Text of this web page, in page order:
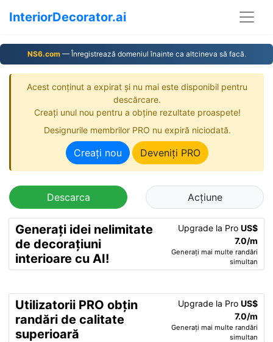
InteriorDecorator.ai
NS6.com— Înregistrează domeniul înainte ca altcineva să facă.
Acest conținut a expirat și nu mai este disponibil pentru
descărcare.
Creați unul nou pentru a obține rezultate proaspete!
Designurile membrilor PRO nu expiră niciodată.
Creați nou Deveniți PRO
Descarca Acțiune
Generați idei nelimitate
de decorațiuni
interioare cu AI!
Upgrade la Pro US$
7.0/m
Generați mai multe randări
simultan
Utilizatorii PRO obțin
randări de calitate
superioară
Upgrade la Pro US$
7.0/m
Generați mai multe randări
simultan